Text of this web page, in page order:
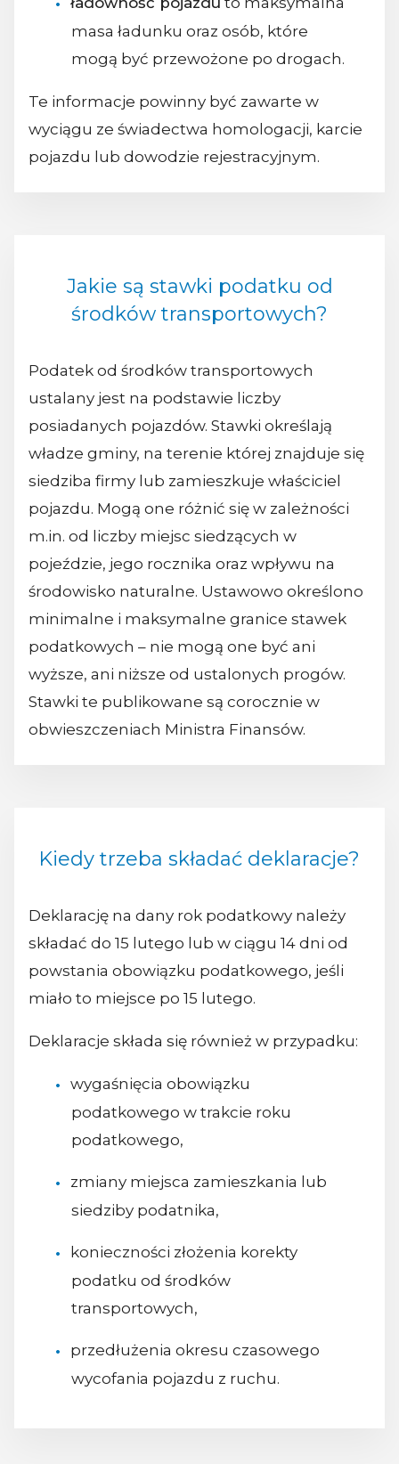
masa ładunku oraz osób, które
mogą być przewożone po drogach.
Te informacje powinny być zawarte w
wyciągu ze świadectwa homologacji, karcie
pojazdu lub dowodzie rejestracyjnym.
Jakie są stawki podatku od
środków transportowych?
Podatek od środków transportowych
ustalany jest na podstawie liczby
posiadanych pojazdów. Stawki określają
władze gminy, na terenie której znajduje się
siedziba firmy lub zamieszkuje właściciel
pojazdu. Mogą one różnić się w zależności
m.in. od liczby miejsc siedzących w
pojeździe, jego rocznika oraz wpływu na
środowisko naturalne. Ustawowo określono
minimalne i maksymalne granice stawek
podatkowych – nie mogą one być ani
wyższe, ani niższe od ustalonych progów.
Stawki te publikowane są corocznie w
obwieszczeniach Ministra Finansów.
Kiedy trzeba składać deklaracje?
Deklarację na dany rok podatkowy należy
składać do 15 lutego lub w ciągu 14 dni od
powstania obowiązku podatkowego, jeśli
miało to miejsce po 15 lutego.
Deklaracje składa się również w przypadku:
wygaśnięcia obowiązku
podatkowego w trakcie roku
podatkowego,
zmiany miejsca zamieszkania lub
siedziby podatnika,
konieczności złożenia korekty
podatku od środków
transportowych,
przedłużenia okresu czasowego
wycofania pojazdu z ruchu.